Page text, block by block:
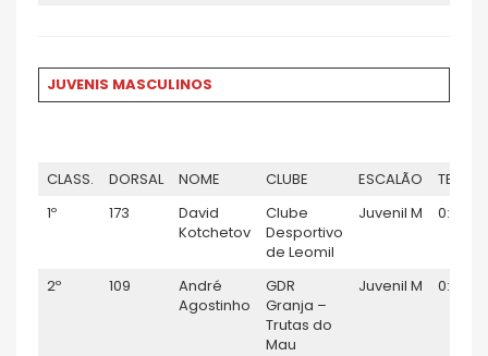
JUVENIS MASCULINOS
CLASS. DORSAL NOME CLUBE ESCALÃO
TEMPO
1º
173
David
Kotchetov
Clube
Desportivo
de Leomil
Juvenil M 0:12:35
2º 109
André
Agostinho
GDR
Granja –
Trutas do
Mau
Juvenil M 0:12:50